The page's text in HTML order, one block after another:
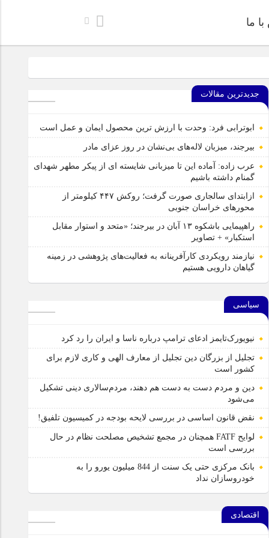
ما
جنوبی
پژوهشی در زمینه گیاهان دارویی هستیم
ایمن، آموزنده و جذاب برای رده سنی کودک منتشر شد.
عکس برداری شد
جدیدترین مقالات
ابوترابی فرد: وحدت با ارزش ترین محصول ایمان و عمل است
بیرجند، میزبان لاله‌های بی‌نشان در روز عزای مادر
عرب زاده: آماده این تا میزبانی شایسته ای از پیکر مطهر شهدای
گمنام داشته باشیم
ازابتدای سالجاری صورت گرفت؛ روکش ۴۴۷ کیلومتر از
محورهای خراسان جنوبی
راهپیمایی باشکوه ۱۳ آبان در بیرجند؛ «متحد و استوار مقابل
استکبار» + تصاویر
نیازمند رویکردی کارآفرینانه به فعالیت‌های پژوهشی در زمینه
گیاهان دارویی هستیم
سیاسی
نیویورک‌تایمز ادعای ترامپ درباره ناسا و ایران را رد کرد
تجلیل از بزرگان دین تجلیل از معارف الهی و کاری لازم برای
کشور است
دین و مردم دست به‌ دست هم دهند، مردم‌سالاری دینی تشکیل
می‌شود
نقض قانون اساسی در بررسی لایحه بودجه در کمیسیون تلفیق!
لوایح FATF همچنان در مجمع تشخیص مصلحت نظام در حال
بررسی است
بانک مرکزی حتی یک سنت از 844 میلیون یورو را به
خودروسازان نداد
اقتصادی